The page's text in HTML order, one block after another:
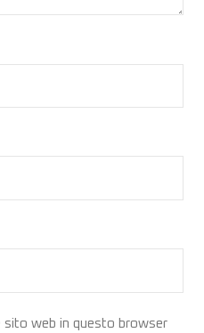
sito web in questo browser